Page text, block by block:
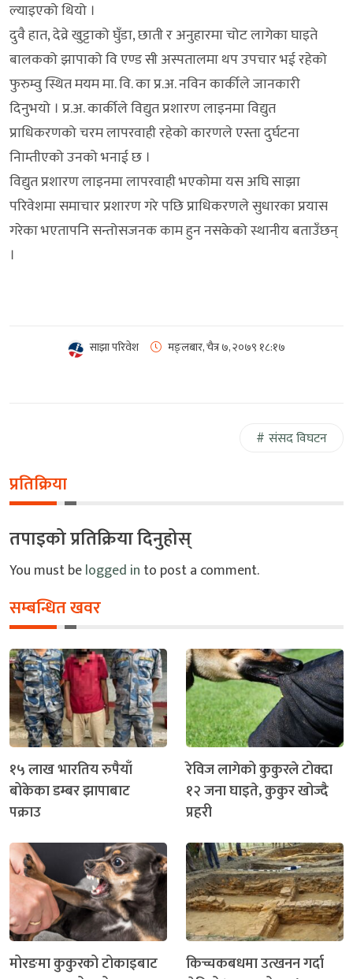
ल्याइएको थियो ।
दुवै हात, देव्रे खुट्टाको घुँडा, छाती र अनुहारमा चोट लागेका घाइते
बालकको झापाको वि एण्ड सी अस्पतालमा थप उपचार भई रहेको
फुरुम्वु स्थित मयम मा. वि. का प्र.अ. नविन कार्कीले जानकारी
दिनुभयो । प्र.अ. कार्कीले विद्युत प्रशारण लाइनमा विद्युत
प्राधिकरणको चरम लापरवाही रहेको कारणले एस्ता दुर्घटना
निाम्तीएको उनको भनाई छ ।
विद्युत प्रशारण लाइनमा लापरवाही भएकोमा यस अघि साझा
परिवेशमा समाचार प्रशारण गरे पछि प्राधिकरणले सुधारका प्रयास
गरेका भएतापनि सन्तोसजनक काम हुन नसकेको स्थानीय बताउँछन्
।
साझा परिवेश मङ्लबार, चैत्र ७, २०७९ १८:१७
संसद विघटन
प्रतिक्रिया
तपाइको प्रतिक्रिया दिनुहोस्
You must belogged in to post a comment.
सम्बन्धित खवर
१५ लाख भारतिय रुपैयाँ
बोकेका डम्बर झापाबाट
पक्राउ
रेविज लागेको कुकुरले टोक्दा
१२ जना घाइते, कुकुर खोज्दै
प्रहरी
मोरङमा कुकुरको टोकाइबाट
किच्चकबधमा उत्खनन गर्दा